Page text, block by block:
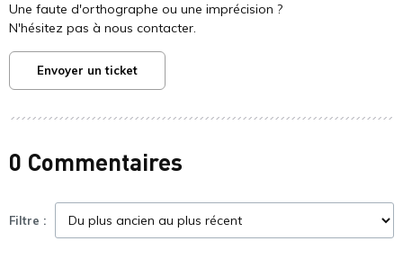
Une faute d'orthographe ou une imprécision ?
N'hésitez pas à nous contacter.
Envoyer un ticket
0 Commentaires
Filtre :